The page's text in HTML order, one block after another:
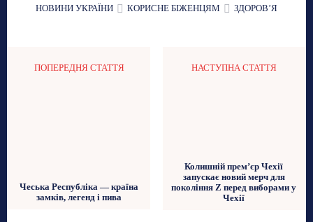
НОВИНИ УКРАЇНИ
КОРИСНЕ БІЖЕНЦЯМ ЗДОРОВʼЯ
ПОПЕРЕДНЯ СТАТТЯ
Чеська Республіка — країна
замків, легенд і пива
НАСТУПНА СТАТТЯ
Колишній прем’єр Чехії
запускає новий мерч для
покоління Z перед виборами у
Чехії